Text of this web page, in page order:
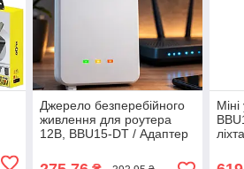
Джерело безперебійного
живлення для роутера
12В, BBU15-DT / Адаптер
Міні упс